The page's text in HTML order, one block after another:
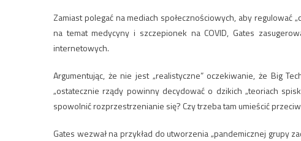
Zamiast polegać na mediach społecznościowych, aby
na temat medycyny i szczepionek na COVID, Gates
internetowych.
Argumentując, że nie jest „realistyczne” oczekiwanie, że Big
„ostatecznie rządy powinny decydować o dzikich „teoriach
spowolnić rozprzestrzenianie się? Czy trzeba tam umieścić
Gates wezwał na przykład do utworzenia „pandemicznej grupy